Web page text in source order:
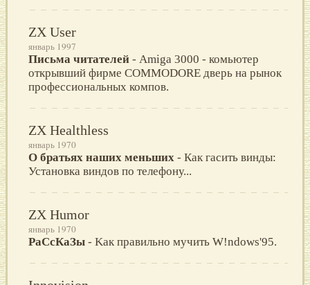
ZX User
январь 1997
Письма читателей - Amiga 3000 - комьютер
открывший фирме COMMODORE дверь на рынок
профессиональных компов.
ZX Healthless
январь 1970
О братьях наших меньших - Как гасить винды:
Установка виндов по телефону...
ZX Humor
январь 1970
РаСсКаЗы - Kак пpавильно мучить W!ndows'95.